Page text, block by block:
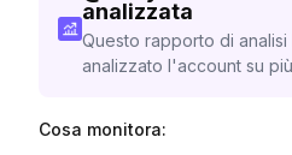
analizzata
Questo rapporto di analisi
analizzato l'account su
Cosa monitora: